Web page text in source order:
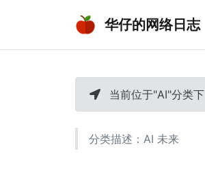
华仔的网络日志
当前位于"AI"分类下
分类描述：AI 未来